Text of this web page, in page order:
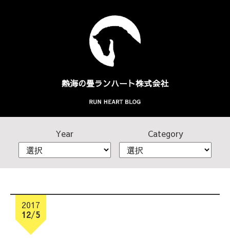
熱海の畳ランハート株式会社
Year Category
2017
12/5